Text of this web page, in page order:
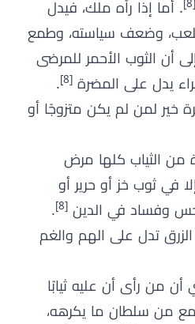
. أما إذا رآه ملك، فيدل
وضعف سياسته، وطمع
أن الثوب الأحمر للمرضى
يدل على المضرة [8]
.
خير لمن لم يكن متزوجًا أو
من الثياب كلها مرض
في ثوب خز أو حرير أو
وفساد في الدين [8]
.
الزرق تدل على الهم والغم
أن من رأى أن عليه ثيابًا
من سلطان ما يكرهه،